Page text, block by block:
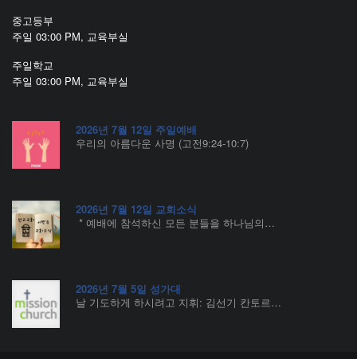
중고등부
주일 03:00 PM, 교육부실
주일학교
주일 03:00 PM, 교육부실
2026년 7월 12일 주일예배
우리의 아름다운 사명 (고전9:24-10:7)
2026년 7월 12일 교회소식
* 예배에 참석하신 모든 분들을 하나님의…
2026년 7월 5일 성가대
날 기도하게 하시려고 지휘: 김선기 칸토르…